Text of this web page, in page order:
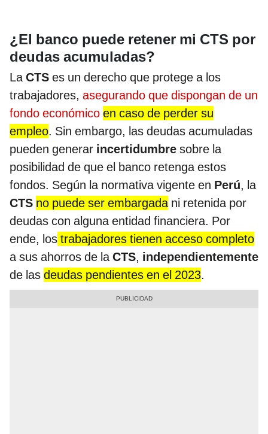
¿El banco puede retener mi CTS por
deudas acumuladas?
LaCTS es un derecho que protege a los
trabajadores, asegurando que dispongan de un
fondo económico en caso de perder su
empleo. Sin embargo, las deudas acumuladas
pueden generar incertidumbre sobre la
posibilidad de que el banco retenga estos
fondos. Según la normativa vigente en Perú, la
CTS no puede ser embargadani retenida por
deudas con alguna entidad financiera. Por
ende, los trabajadores tienen acceso completo
a sus ahorros de laCTS, independientemente
de las deudas pendientes en el 2023.